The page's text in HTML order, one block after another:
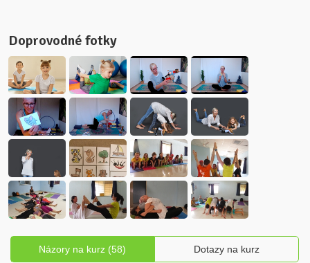
Doprovodné fotky
Názory na kurz (58) Dotazy na kurz